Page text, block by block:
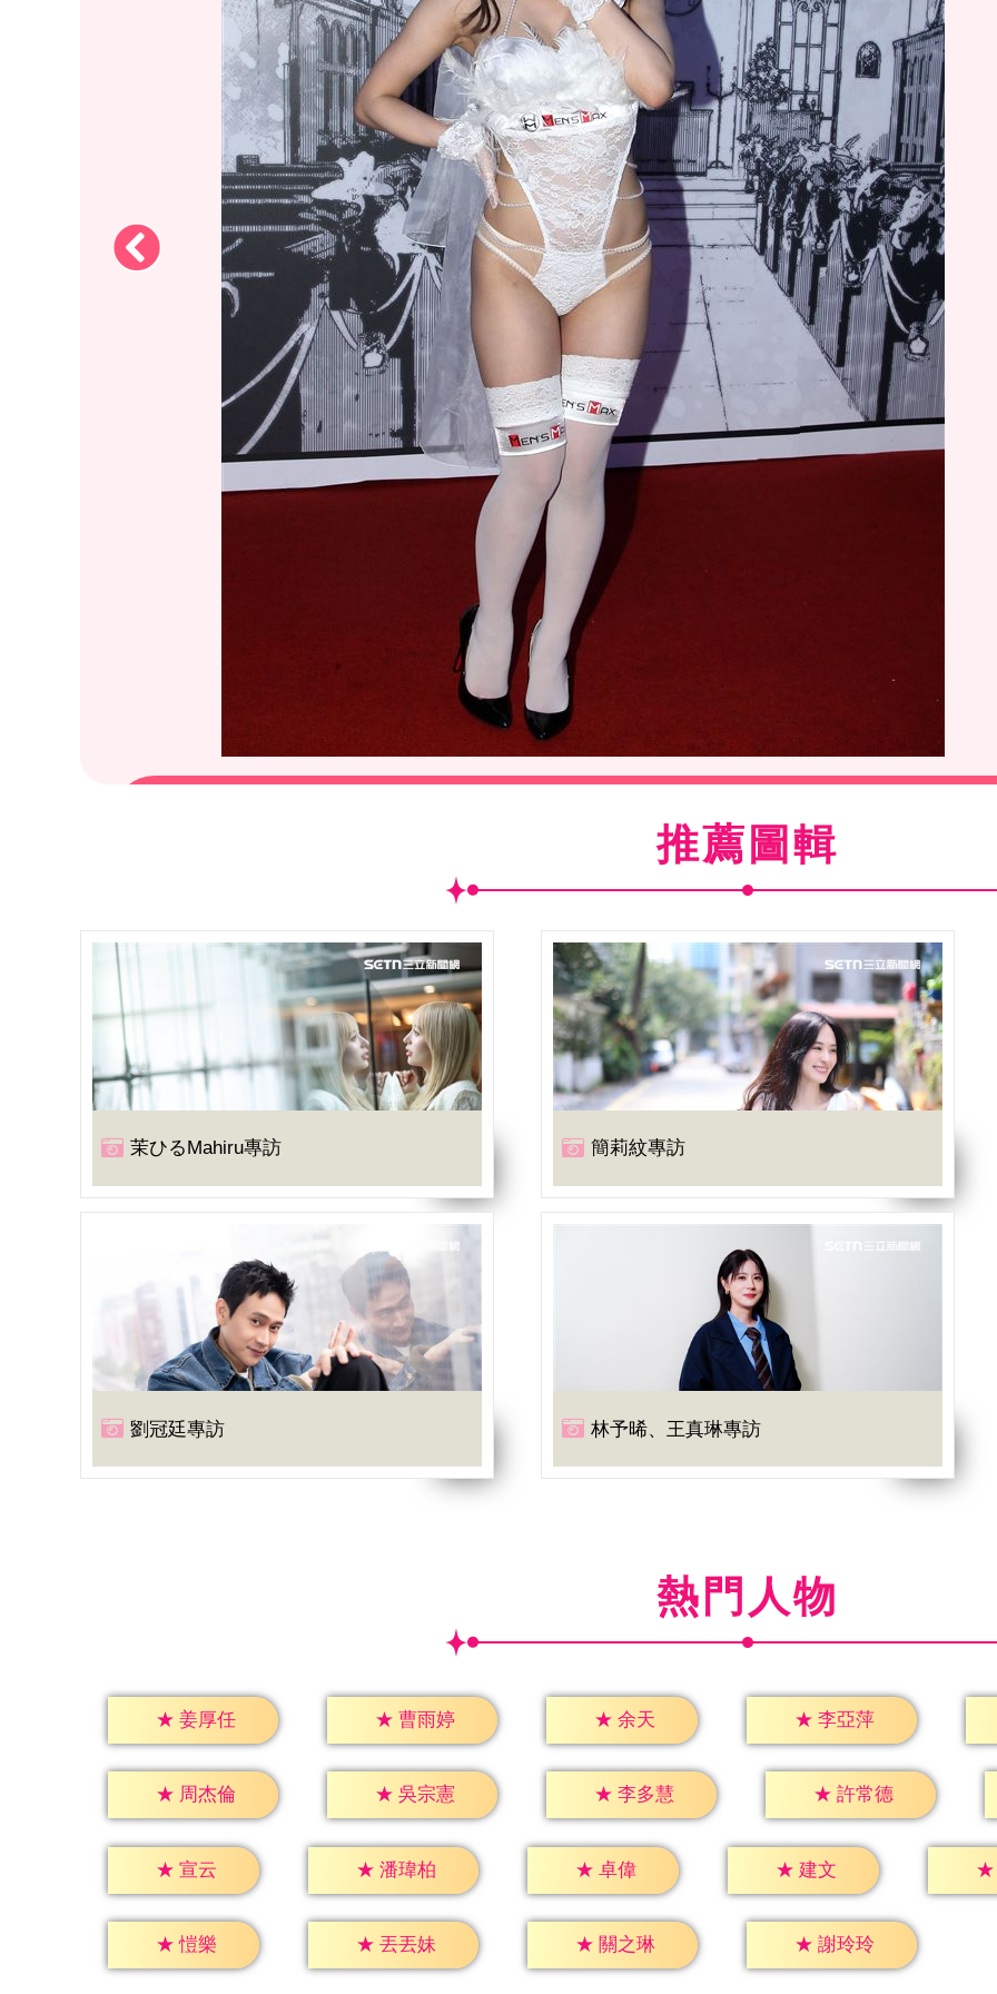
推薦圖輯
茉ひるMahiru專訪 簡莉紋專訪
劉冠廷專訪 林予晞、王真琳專訪
熱門人物
★ 姜厚任 ★ 曹雨婷 ★ 余天 ★ 李亞萍
★ 周杰倫 ★ 吳宗憲 ★ 李多慧 ★ 許常德
★ 宣云 ★ 潘瑋柏 ★ 卓偉 ★ 建文 ★
★ 愷樂 ★ 丟丟妹 ★ 關之琳 ★ 謝玲玲